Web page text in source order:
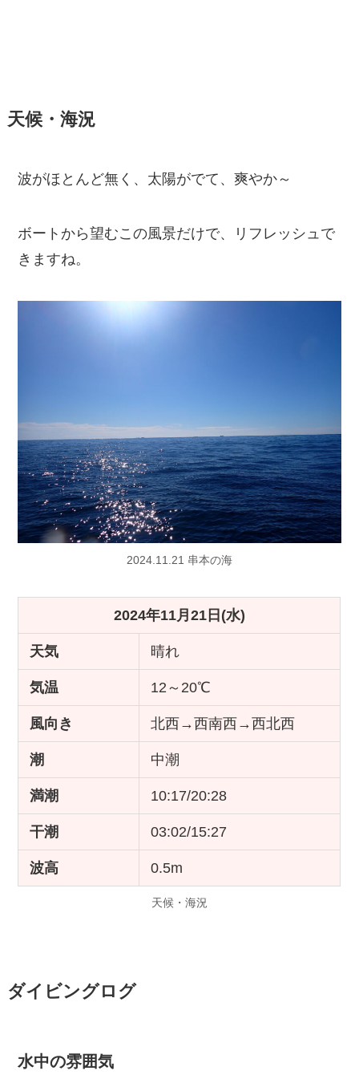
天候・海況
波がほとんど無く、太陽がでて、爽やか～
ボートから望むこの風景だけで、リフレッシュで
きますね。
2024.11.21 串本の海
2024年11月21日(水)
天気 晴れ
気温 12～20℃
風向き 北西→西南西→西北西
潮 中潮
満潮 10:17/20:28
干潮 03:02/15:27
波高 0.5m
天候・海況
ダイビングログ
水中の雰囲気